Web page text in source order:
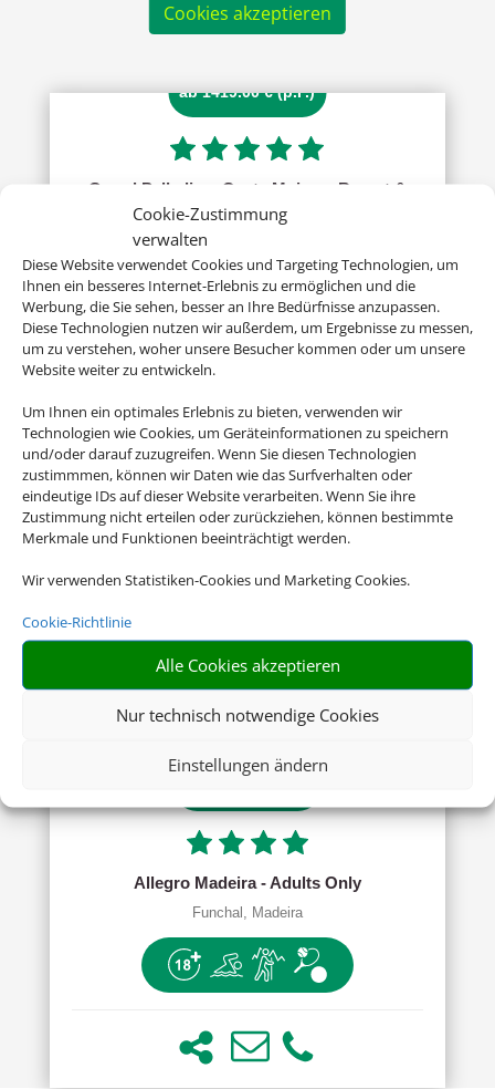
Cookie-Zustimmung
verwalten
Diese Website verwendet Cookies und Targeting Technologien, um
Ihnen ein besseres Internet-Erlebnis zu ermöglichen und die
Werbung, die Sie sehen, besser an Ihre Bedürfnisse anzupassen.
Diese Technologien nutzen wir außerdem, um Ergebnisse zu messen,
um zu verstehen, woher unsere Besucher kommen oder um unsere
Website weiter zu entwickeln.
Um Ihnen ein optimales Erlebnis zu bieten, verwenden wir
Technologien wie Cookies, um Geräteinformationen zu speichern
und/oder darauf zuzugreifen. Wenn Sie diesen Technologien
zustimmmen, können wir Daten wie das Surfverhalten oder
eindeutige IDs auf dieser Website verarbeiten. Wenn Sie ihre
Zustimmung nicht erteilen oder zurückziehen, können bestimmte
Merkmale und Funktionen beeinträchtigt werden.
Wir verwenden Statistiken-Cookies und Marketing Cookies.
Cookie-Richtlinie
Alle Cookies akzeptieren
Nur technisch notwendige Cookies
Einstellungen ändern
Cookies akzeptieren
ab 1419.00 € (p.P.)
Grand Palladium Costa Mujeres Resort &
Spa
Cancún, Riviera Maja & Insel Cozumel
p. P. ab 1283 €
Meliá Internacional Varadero
Kuba, Varadero
Allegro Madeira - Adults Only
Funchal, Madeira